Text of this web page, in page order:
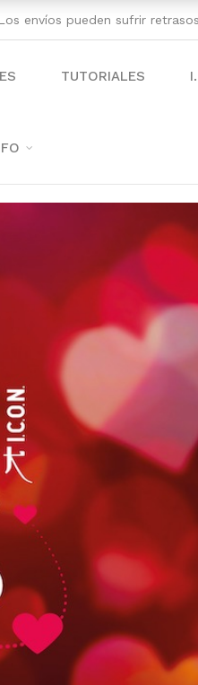
envíos pueden sufrir
TUTORIALES